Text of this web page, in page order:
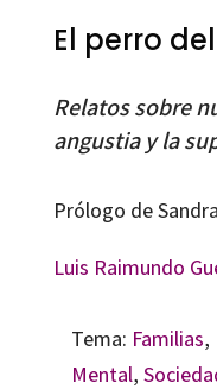
El perro
Relatos sobre
angustia y la
Prólogo de
Luis Raimundo
Tema: Familias,
Mental,